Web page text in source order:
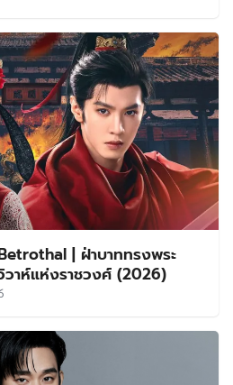
| ฝ่าบาททรงพระ
ห์แห่งราชวงศ์ (2026)